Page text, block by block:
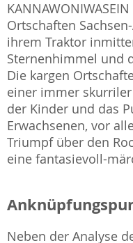
Ortschaften
ihrem Traktor
Sternenhimmel und
Die kargen
einer immer
der Kinder und das
Erwachsenen, vor
Triumpf über den
eine fantasievoll-
Neben der Analyse